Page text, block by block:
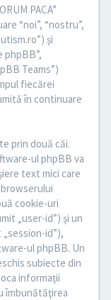
PACA”
“noi”, “nostru”,
şi
phpBB”,
Teams”)
fiecărei
în continuare
prin două căi.
ul phpBB va
text mici care
cookie-uri
„user-id”) şi un
id”),
ul phpBB. Un
subiecte din
informaţii
îmbunătăţirea